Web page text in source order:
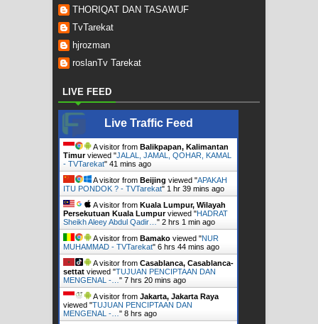
THORIQAT DAN TASAWUF
TvTarekat
hjrozman
roslanTv Tarekat
LIVE FEED
Live Traffic Feed
A visitor from Balikpapan, Kalimantan
Timurviewed "JALAL, JAMAL, QOHAR, KAMAL
- TVTarekat" 41 mins ago
A visitor from Beijing viewed "APAKAH
ITU PONDOK ? - TVTarekat" 1 hr 39 mins ago
A visitor from Kuala Lumpur, Wilayah
Persekutuan Kuala Lumpurviewed "HADRAT
Sheikh Aleey Abdul Qadir… " 2 hrs 1 min ago
A visitor from Bamako viewed "NUR
MUHAMMAD - TVTarekat" 6 hrs 44 mins ago
A visitor from Casablanca, Casablanca-
settat viewed "TUJUAN PENCIPTAAN DAN
MENGENAL -… " 7 hrs 20 mins ago
A visitor from Jakarta, Jakarta Raya
viewed "TUJUAN PENCIPTAAN DAN
MENGENAL -… " 8 hrs ago